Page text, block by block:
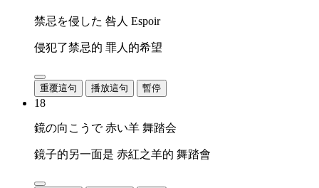
禁忌を侵した 咎人 Espoir
侵犯了禁忌的 罪人的希望
重覆這句 播放這句 暫停
18
鏡の向こうで 赤い羊 舞踏会
鏡子的另一面是 赤紅之羊的 舞踏會